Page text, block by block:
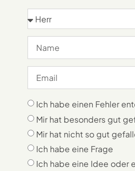
Ich habe einen Fehler
Mir hat besonders gut
Mir hat nicht so gut
Ich habe eine Frage
Ich habe eine Idee oder